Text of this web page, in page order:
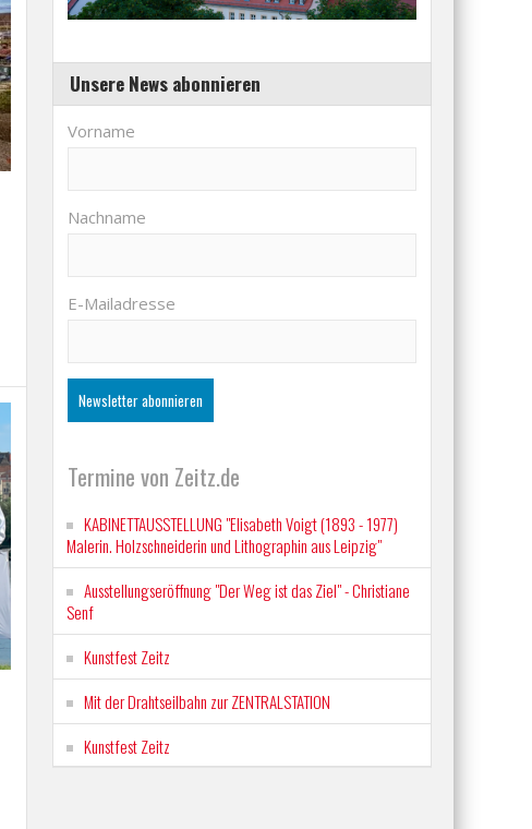
Unsere News abonnieren
Vorname
Nachname
E-Mailadresse
Termine von Zeitz.de
KABINETTAUSSTELLUNG "Elisabeth Voigt (1893 - 1977)
Malerin. Holzschneiderin und Lithographin aus Leipzig"
Ausstellungseröffnung "Der Weg ist das Ziel" - Christiane
Senf
Kunstfest Zeitz
Mit der Drahtseilbahn zur ZENTRALSTATION
Kunstfest Zeitz